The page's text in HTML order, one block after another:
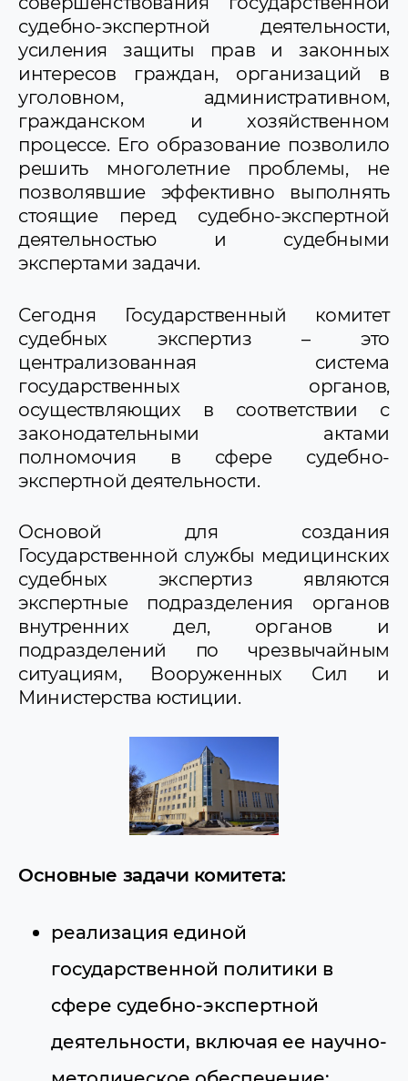
Государственного комитета судебных
экспертиз
3 мая – Всемирный день Солнца
26 октября - День приятных
неожиданностей
8 ноября – Международный день КВН
29 ноября - День буквы ё
судебно-экспертной деятельности,
усиления защиты прав и законных
интересов граждан, организаций в
уголовном, административном,
гражданском и хозяйственном
процессе. Его образование позволило
решить многолетние проблемы, не
позволявшие эффективно выполнять
стоящие перед судебно-экспертной
деятельностью и судебными
экспертами задачи.
Сегодня Государственный комитет
судебных экспертиз – это
централизованная система
государственных органов,
осуществляющих в соответствии с
законодательными актами
полномочия в сфере судебно-
экспертной деятельности.
Основой для создания
Государственной службы медицинских
судебных экспертиз являются
экспертные подразделения органов
внутренних дел, органов и
подразделений по чрезвычайным
ситуациям, Вооруженных Сил и
Министерства юстиции.
Основные задачи комитета:
реализация единой
государственной политики в
сфере судебно-экспертной
деятельности, включая ее научно-